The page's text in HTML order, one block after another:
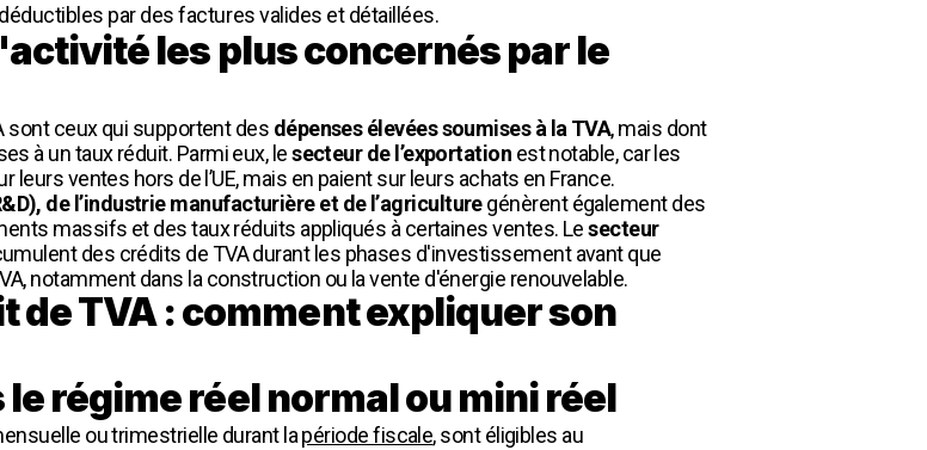
par des factures valides et détaillées.
les plus concernés par le
sont ceux qui supportent des dépenses élevées soumises à la TVA, mais dont
à un taux réduit. Parmi eux, lesecteur de l’exportation est notable, car les
ventes hors de l’UE, mais en paient sur leurs achats en France.
de l’industrie manufacturière et de l’agriculturegénèrent également des
massifs et des taux réduits appliqués à certaines ventes. Lesecteur
des crédits de TVA durant les phases d'investissement avant que
notamment dans la construction ou la vente d'énergie renouvelable.
de TVA : comment expliquer son
régime réel normal ou mini réel
ou trimestrielle durant lapériode fiscale, sont éligibles au